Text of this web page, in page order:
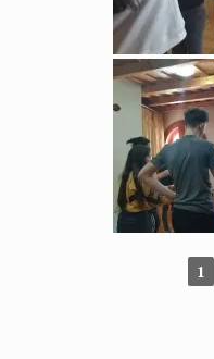
1